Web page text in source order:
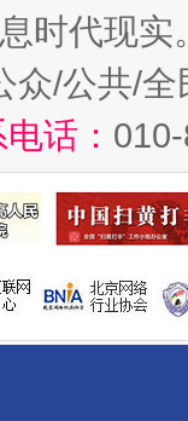
时代现实
众/公共/
话：